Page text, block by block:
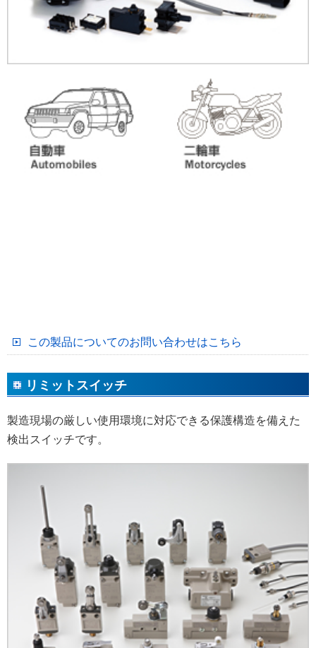
この製品についてのお問い合わせはこちら
リミットスイッチ
製造現場の厳しい使用環境に対応できる保護構造を備えた
検出スイッチです。